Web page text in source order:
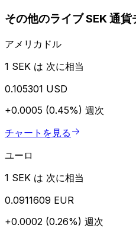
その他のライブ SEK 通貨
アメリカドル
1 SEK は 次に相当
0.105301 USD
+0.0005 (0.45%) 週次
チャートを見る
ユーロ
1 SEK は 次に相当
0.0911609 EUR
+0.0002 (0.26%) 週次